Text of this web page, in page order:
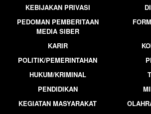
KEBIJAKAN PRIVASI
PEDOMAN PEMBERITAAN
MEDIA SIBER
KARIR
POLITIK/PEMERINTAHAN
HUKUM/KRIMINAL
PENDIDIKAN
KEGIATAN MASYARAKAT